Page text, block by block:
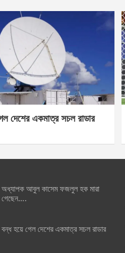
দেশের একমাত্র সচল রাডার
অধ্যাপক আবুল কাসেম ফজলুল হক মারা
গেছেন….
বন্ধ হয়ে গেল দেশের একমাত্র সচল রাডার